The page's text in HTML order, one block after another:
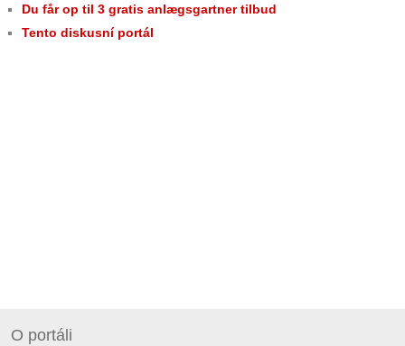
Du får op til 3 gratis anlægsgartner tilbud
Tento diskusní portál
O portáli